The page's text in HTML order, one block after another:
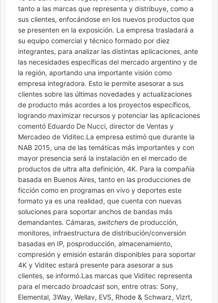
tanto a las marcas que representa y distribuye, como a
sus clientes, enfocándose en los nuevos productos que
se presenten en la exposición. La empresa trasladará a
su equipo comercial y técnico formado por diez
integrantes, para analizar las distintas aplicaciones, ante
las necesidades específicas del mercado argentino y de
la región, aportando una importante visión como
empresa integradora. Esto le permite asesorar a sus
clientes sobre las últimas novedades y actualizaciones
de producto más acordes a los proyectos específicos,
logrando maximizar recursos y potenciar las aplicaciones
comentó Eduardo De Nucci, director de Ventas y
Mercadeo de Viditec.La empresa estimó que durante la
NAB 2015, una de las temáticas más importantes y con
mayor presencia será la instalación en el mercado de
productos de ultra alta definición, 4K. Para la compañía
basada en Buenos Aires, tanto en las producciones de
ficción como en programas en vivo y deportes este
formato ya es una realidad, que cuenta con nuevas
soluciones para soportar anchos de bandas más
demandantes. Cámaras, switchers de producción,
monitores, infraestructura de distribución/conversión
basadas en IP, posproducción, almacenamiento,
compresión y emisión estarán disponibles para soportar
4K y Viditec estará presente para asesorar a sus
clientes, se informó.Las marcas que Viditec representa
para el mercado broadcast son, entre otras: Sony,
Elemental, 3Way, Wellav, EVS, Rhode & Schwarz, Vizrt,